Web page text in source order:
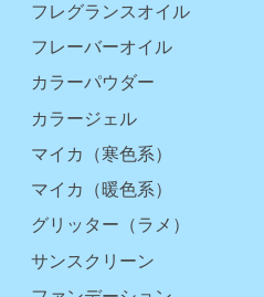
フレグランスオイル
フレーバーオイル
カラーパウダー
カラージェル
マイカ（寒色系）
マイカ（暖色系）
グリッター（ラメ）
サンスクリーン